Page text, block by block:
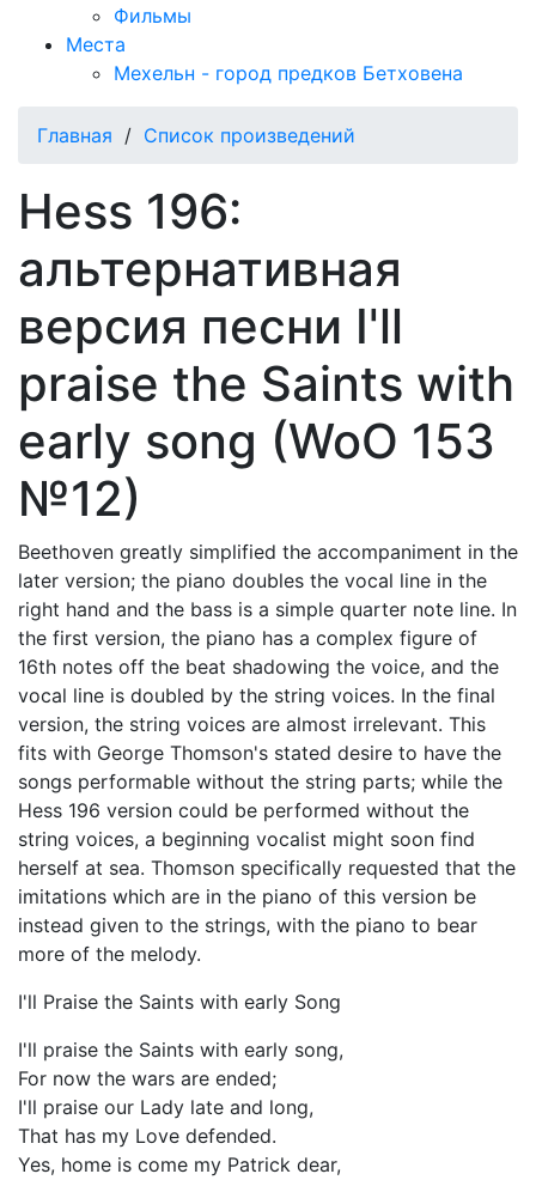
Фильмы
Места
Мехельн - город предков Бетховена
Главная / Список произведений
Hess 196:
альтернативная
версия песни I'll
praise the Saints with
early song (WoO 153
№12)
Beethoven greatly simplified the accompaniment in the
later version; the piano doubles the vocal line in the
right hand and the bass is a simple quarter note line. In
the first version, the piano has a complex figure of
16th notes off the beat shadowing the voice, and the
vocal line is doubled by the string voices. In the final
version, the string voices are almost irrelevant. This
fits with George Thomson's stated desire to have the
songs performable without the string parts; while the
Hess 196 version could be performed without the
string voices, a beginning vocalist might soon find
herself at sea. Thomson specifically requested that the
imitations which are in the piano of this version be
instead given to the strings, with the piano to bear
more of the melody.
I'll Praise the Saints with early Song
I'll praise the Saints with early song,
For now the wars are ended;
I'll praise our Lady late and long,
That has my Love defended.
Yes, home is come my Patrick dear,